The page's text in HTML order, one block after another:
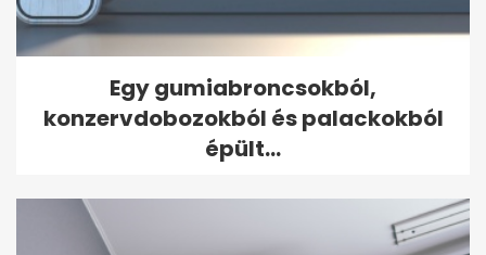
Egy gumiabroncsokból,
konzervdobozokból és palackokból
épült...